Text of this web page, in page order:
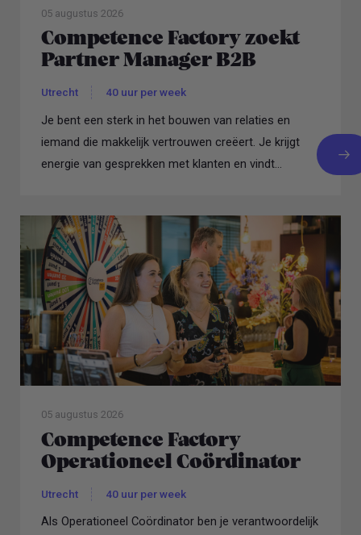
05 augustus 2026
Competence Factory zoekt
Partner Manager B2B
Utrecht 40 uur per week
Je bent een sterk in het bouwen van relaties en
iemand die makkelijk vertrouwen creëert. Je krijgt
energie van gesprekken met klanten en vindt...
05 augustus 2026
Competence Factory
Operationeel Coördinator
Utrecht 40 uur per week
Als Operationeel Coördinator ben je verantwoordelijk